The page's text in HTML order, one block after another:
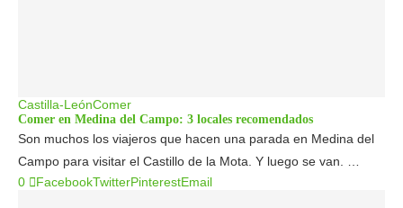
Castilla-LeónComer
Comer en Medina del Campo: 3 locales recomendados
Son muchos los viajeros que hacen una parada en Medina del
Campo para visitar el Castillo de la Mota. Y luego se van. …
0
FacebookTwitterPinterestEmail